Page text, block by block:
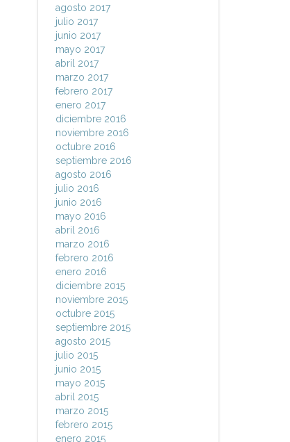
agosto 2017
julio 2017
junio 2017
mayo 2017
abril 2017
marzo 2017
febrero 2017
enero 2017
diciembre 2016
noviembre 2016
octubre 2016
septiembre 2016
agosto 2016
julio 2016
junio 2016
mayo 2016
abril 2016
marzo 2016
febrero 2016
enero 2016
diciembre 2015
noviembre 2015
octubre 2015
septiembre 2015
agosto 2015
julio 2015
junio 2015
mayo 2015
abril 2015
marzo 2015
febrero 2015
enero 2015